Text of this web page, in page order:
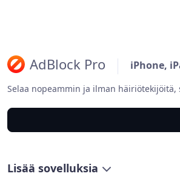
AdBlock Pro iPhone,
Selaa nopeammin ja ilman häiriötekijöitä,
Lisää sovelluksia